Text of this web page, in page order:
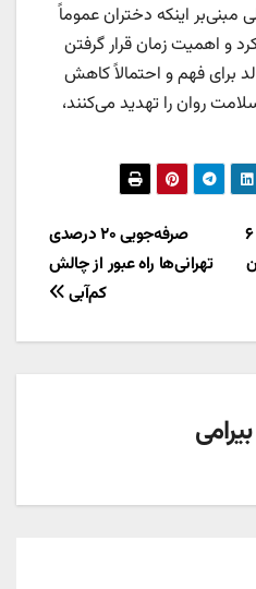
مبنی‌بر اینکه دختران عموماً
و اهمیت زمان قرار گرفتن
برای فهم و احتمالاً کاهش
روان را تهدید می‌کنند،
صرفه‌جویی ۲۰ درصدی
تهرانی‌ها راه عبور از چالش
کم‌آبی
تداوم غربالگری بینایی ۳ تا ۶